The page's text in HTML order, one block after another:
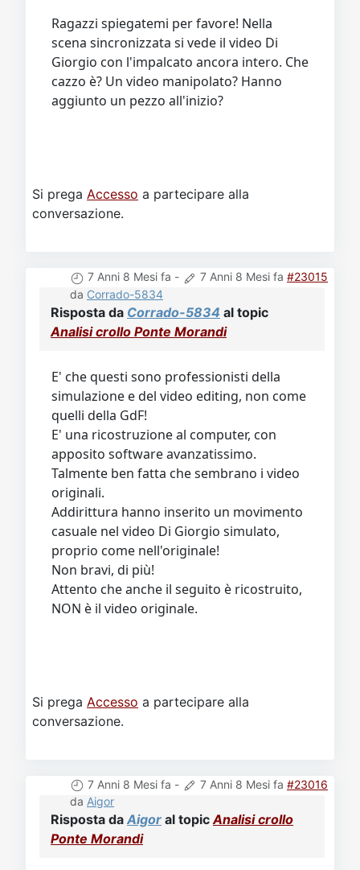
Ragazzi spiegatemi per favore! Nella
scena sincronizzata si vede il video Di
Giorgio con l'impalcato ancora intero. Che
cazzo è? Un video manipolato? Hanno
aggiunto un pezzo all'inizio?
Si prega Accesso a partecipare alla
conversazione.
7 Anni 8 Mesi fa - 7 Anni 8 Mesi fa #23015
da Corrado-5834
Risposta da Corrado-5834 al topic
Analisi crollo Ponte Morandi
E' che questi sono professionisti della
simulazione e del video editing, non come
quelli della GdF!
E' una ricostruzione al computer, con
apposito software avanzatissimo.
Talmente ben fatta che sembrano i video
originali.
Addirittura hanno inserito un movimento
casuale nel video Di Giorgio simulato,
proprio come nell'originale!
Non bravi, di più!
Attento che anche il seguito è ricostruito,
NON è il video originale.
Si prega Accesso a partecipare alla
conversazione.
7 Anni 8 Mesi fa - 7 Anni 8 Mesi fa #23016
da Aigor
Risposta da Aigor al topic Analisi crollo
Ponte Morandi